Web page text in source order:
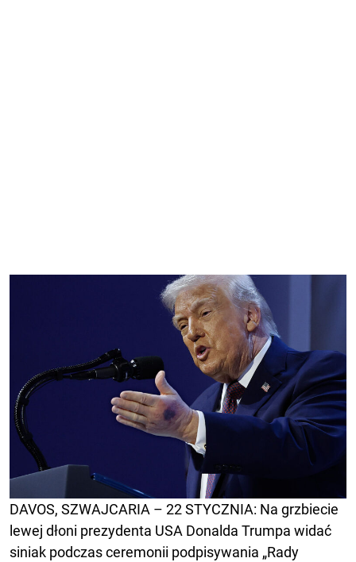
DAVOS, SZWAJCARIA – 22 STYCZNIA: Na grzbiecie
lewej dłoni prezydenta USA Donalda Trumpa widać
siniak podczas ceremonii podpisywania „Rady